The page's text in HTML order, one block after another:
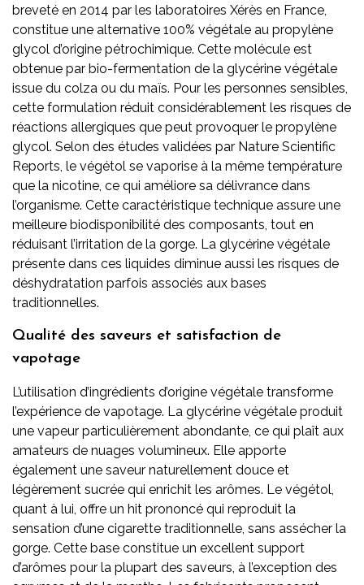
breveté en 2014 par les laboratoires Xérès en France,
constitue une alternative 100% végétale au propylène
glycol d’origine pétrochimique. Cette molécule est
obtenue par bio-fermentation de la glycérine végétale
issue du colza ou du maïs. Pour les personnes sensibles,
cette formulation réduit considérablement les risques de
réactions allergiques que peut provoquer le propylène
glycol. Selon des études validées par Nature Scientific
Reports, le végétol se vaporise à la même température
que la nicotine, ce qui améliore sa délivrance dans
l’organisme. Cette caractéristique technique assure une
meilleure biodisponibilité des composants, tout en
réduisant l’irritation de la gorge. La glycérine végétale
présente dans ces liquides diminue aussi les risques de
déshydratation parfois associés aux bases
traditionnelles.
Qualité des saveurs et satisfaction de
vapotage
L’utilisation d’ingrédients d’origine végétale transforme
l’expérience de vapotage. La glycérine végétale produit
une vapeur particulièrement abondante, ce qui plaît aux
amateurs de nuages volumineux. Elle apporte
également une saveur naturellement douce et
légèrement sucrée qui enrichit les arômes. Le végétol,
quant à lui, offre un hit prononcé qui reproduit la
sensation d’une cigarette traditionnelle, sans assécher la
gorge. Cette base constitue un excellent support
d’arômes pour la plupart des saveurs, à l’exception des